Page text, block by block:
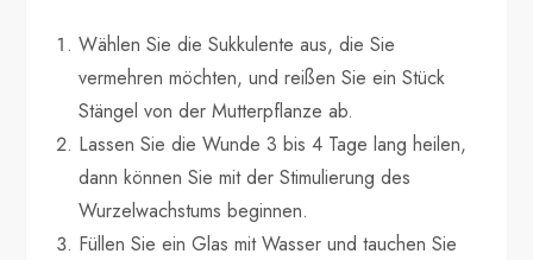
Wählen Sie die Sukkulente aus, die Sie
vermehren möchten, und reißen Sie ein Stück
Stängel von der Mutterpflanze ab.
Lassen Sie die Wunde 3 bis 4 Tage lang heilen,
dann können Sie mit der Stimulierung des
Wurzelwachstums beginnen.
Füllen Sie ein Glas mit Wasser und tauchen Sie